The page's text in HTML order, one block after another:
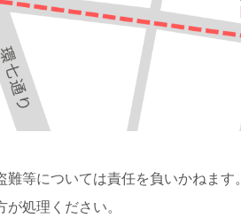
等については責任を負いかねます。
処理ください。